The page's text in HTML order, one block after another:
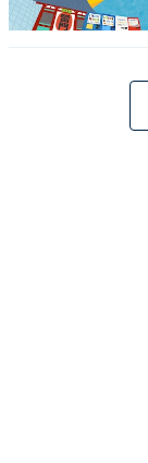
る」（40代